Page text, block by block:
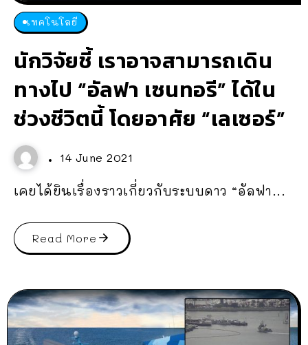
เทคโนโลยี
นักวิจัยชี้ เราอาจสามารถเดิน
ทางไป “อัลฟา เซนทอรี” ได้ใน
ช่วงชีวิตนี้ โดยอาศัย “เลเซอร์”
14 June 2021
เคยได้ยินเรื่องราวเกี่ยวกับระบบดาว “อัลฟา...
Read More